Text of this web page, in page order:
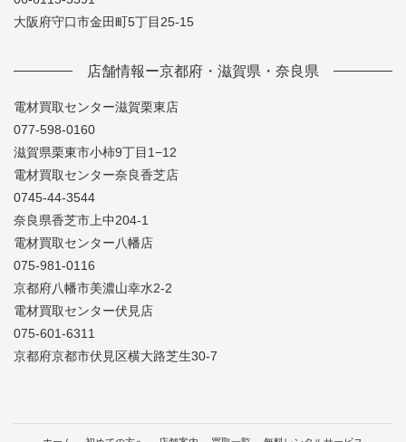
大阪府守口市金田町5丁目25-15
店舗情報ー京都府・滋賀県・奈良県
電材買取センター滋賀栗東店
077-598-0160
滋賀県栗東市小柿9丁目1−12
電材買取センター奈良香芝店
0745-44-3544
奈良県香芝市上中204-1
電材買取センター八幡店
075-981-0116
京都府八幡市美濃山幸水2-2
電材買取センター伏見店
075-601-6311
京都府京都市伏見区横大路芝生30-7